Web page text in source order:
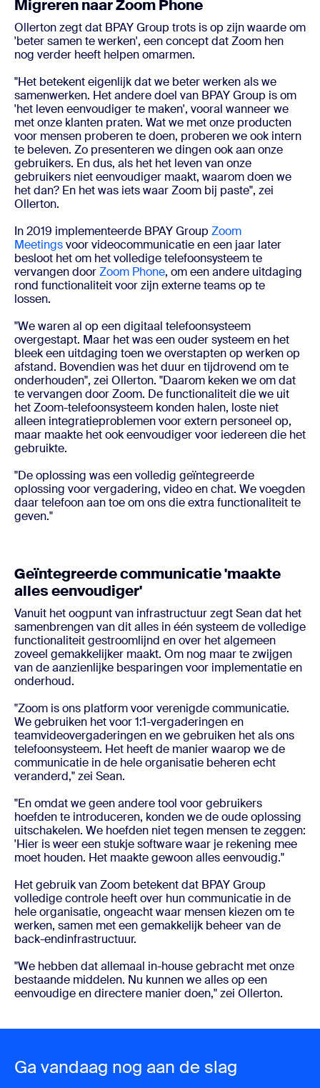
Migreren naar Zoom Phone
Ollerton zegt dat BPAY Group trots is op zijn waarde om
'beter samen te werken', een concept dat Zoom hen
nog verder heeft helpen omarmen.
"Het betekent eigenlijk dat we beter werken als we
samenwerken. Het andere doel van BPAY Group is om
'het leven eenvoudiger te maken', vooral wanneer we
met onze klanten praten. Wat we met onze producten
voor mensen proberen te doen, proberen we ook intern
te beleven. Zo presenteren we dingen ook aan onze
gebruikers. En dus, als het het leven van onze
gebruikers niet eenvoudiger maakt, waarom doen we
het dan? En het was iets waar Zoom bij paste", zei
Ollerton.
In 2019 implementeerde BPAY Group Zoom
Meetingsvoor videocommunicatie en een jaar later
besloot het om het volledige telefoonsysteem te
vervangen doorZoom Phone, om een andere uitdaging
rond functionaliteit voor zijn externe teams op te
lossen.
"We waren al op een digitaal telefoonsysteem
overgestapt. Maar het was een ouder systeem en het
bleek een uitdaging toen we overstapten op werken op
afstand. Bovendien was het duur en tijdrovend om te
onderhouden", zei Ollerton. "Daarom keken we om dat
te vervangen door Zoom. De functionaliteit die we uit
het Zoom-telefoonsysteem konden halen, loste niet
alleen integratieproblemen voor extern personeel op,
maar maakte het ook eenvoudiger voor iedereen die het
gebruikte.
"De oplossing was een volledig geïntegreerde
oplossing voor vergadering, video en chat. We voegden
daar telefoon aan toe om ons die extra functionaliteit te
geven."
Geïntegreerde communicatie 'maakte
alles eenvoudiger'
Vanuit het oogpunt van infrastructuur zegt Sean dat het
samenbrengen van dit alles in één systeem de volledige
functionaliteit gestroomlijnd en over het algemeen
zoveel gemakkelijker maakt. Om nog maar te zwijgen
van de aanzienlijke besparingen voor implementatie en
onderhoud.
"Zoom is ons platform voor verenigde communicatie.
We gebruiken het voor 1:1-vergaderingen en
teamvideovergaderingen en we gebruiken het als ons
telefoonsysteem. Het heeft de manier waarop we de
communicatie in de hele organisatie beheren echt
veranderd," zei Sean.
"En omdat we geen andere tool voor gebruikers
hoefden te introduceren, konden we de oude oplossing
uitschakelen. We hoefden niet tegen mensen te zeggen:
'Hier is weer een stukje software waar je rekening mee
moet houden. Het maakte gewoon alles eenvoudig."
Het gebruik van Zoom betekent dat BPAY Group
volledige controle heeft over hun communicatie in de
hele organisatie, ongeacht waar mensen kiezen om te
werken, samen met een gemakkelijk beheer van de
back-endinfrastructuur.
"We hebben dat allemaal in-house gebracht met onze
bestaande middelen. Nu kunnen we alles op een
eenvoudige en directere manier doen," zei Ollerton.
Ga vandaag nog aan de slag